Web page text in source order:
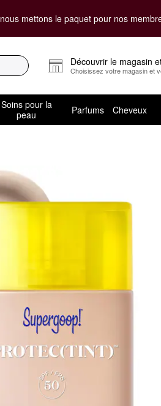
nous mettons le paquet pour nos
Découvrir le magasin
Choisissez votre magasin et
Soins pour la
peau
Parfums Cheveux